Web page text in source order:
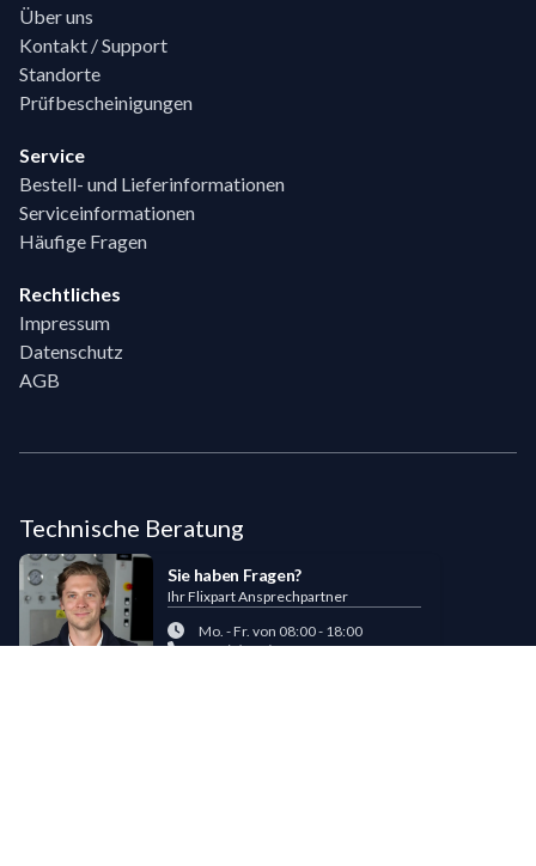
Über uns
Kontakt / Support
Standorte
Prüfbescheinigungen
Service
Bestell- und Lieferinformationen
Serviceinformationen
Häufige Fragen
Rechtliches
Impressum
Datenschutz
AGB
Technische Beratung
Sie haben Fragen?
Ihr Flixpart Ansprechpartner
Mo. - Fr. von 08:00 - 18:00
+49 (0) 40 / 85 180 180